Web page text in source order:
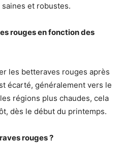
et robustes.
rouges en fonction des
les betteraves rouges après
écarté, généralement vers le
régions plus chaudes, cela
dès le début du printemps.
rouges ?